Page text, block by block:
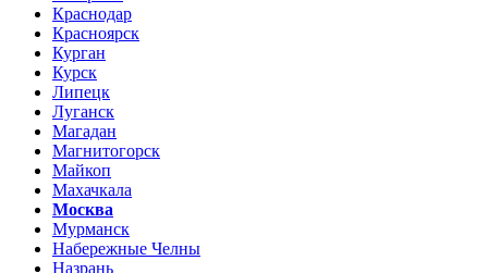
Краснодар
Красноярск
Курган
Курск
Липецк
Луганск
Магадан
Магнитогорск
Майкоп
Махачкала
Москва
Мурманск
Набережные Челны
Назрань